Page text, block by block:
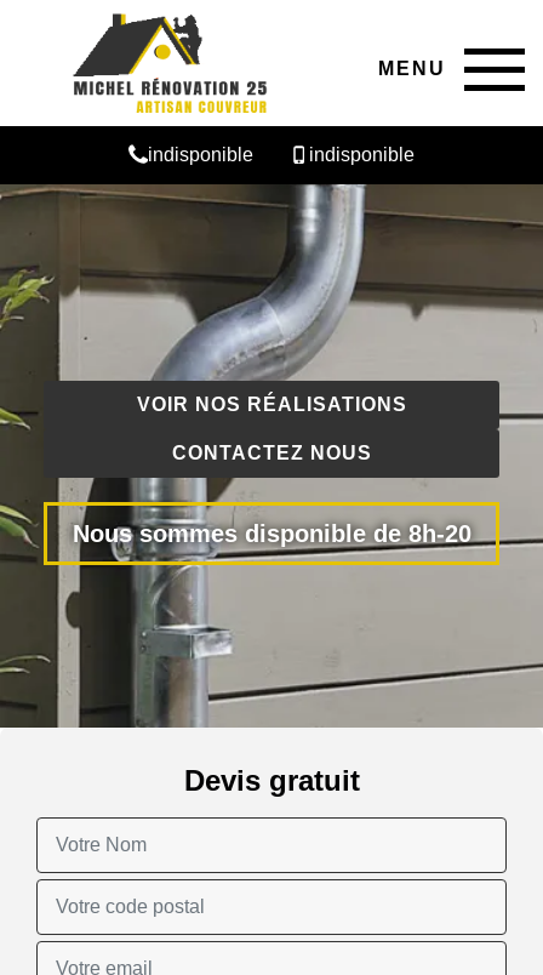
MENU
indisponible indisponible
VOIR NOS RÉALISATIONS
CONTACTEZ NOUS
Nous sommes disponible de 8h-20
Devis gratuit